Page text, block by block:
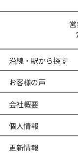
沿線・駅から探す
お客様の声
会社概要
個人情報
更新情報